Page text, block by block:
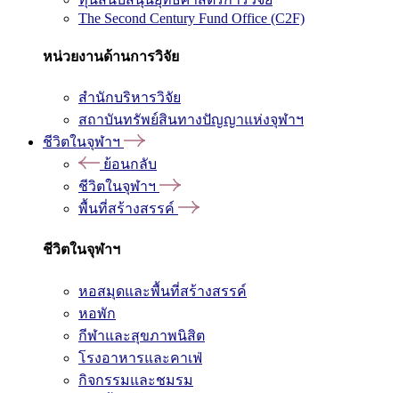
The Second Century Fund Office (C2F)
หน่วยงานด้านการวิจัย
สำนักบริหารวิจัย
สถาบันทรัพย์สินทางปัญญาแห่งจุฬาฯ
ชีวิตในจุฬาฯ
ย้อนกลับ
ชีวิตในจุฬาฯ
พื้นที่สร้างสรรค์
ชีวิตในจุฬาฯ
หอสมุดและพื้นที่สร้างสรรค์
หอพัก
กีฬาและสุขภาพนิสิต
โรงอาหารและคาเฟ่
กิจกรรมและชมรม